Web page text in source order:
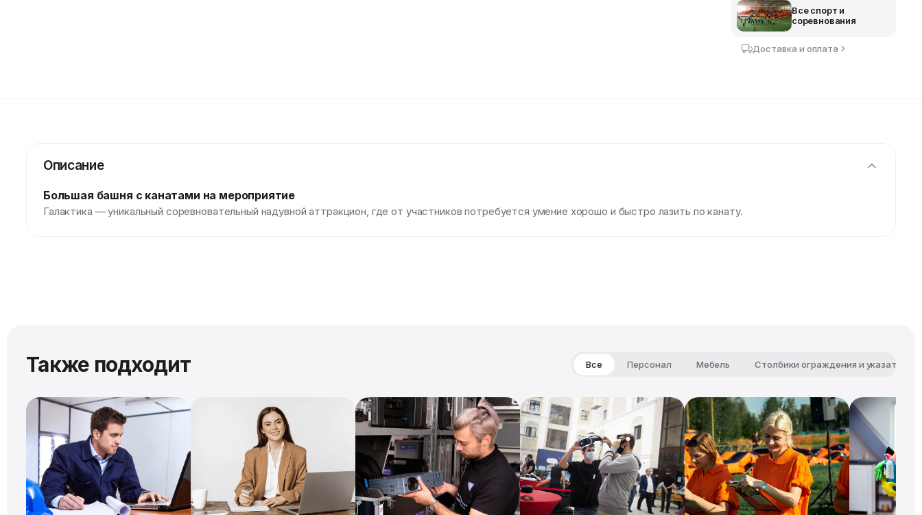
Все спорт и
соревнования
Доставка и оплата
Описание
Большая башня с канатами на мероприятие
Галактика — уникальный соревновательный надувной аттракцион, где от участников потребуется умение хорошо и быстро лазить по канату.
Также подходит Все Персонал Мебель Столбики ограждения и указатели